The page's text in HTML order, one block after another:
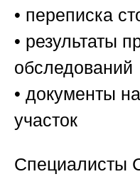
• переписка
• результаты
обследований
• документы
участок
Специалисты